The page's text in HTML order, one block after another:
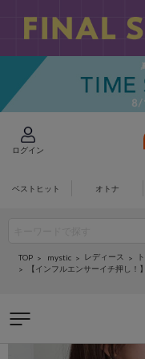
ログイン
ベストヒット オトナ
TOP mystic レディース
【インフルエンサーイチ押し